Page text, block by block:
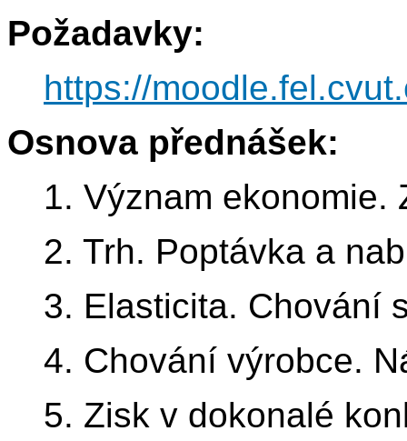
Požadavky:
https://
Osnova přednášek:
1. Význam ekonomie.
2. Trh. Poptávka a
3. Elasticita. Chování
4. Chování výrobce.
5. Zisk v dokonalé